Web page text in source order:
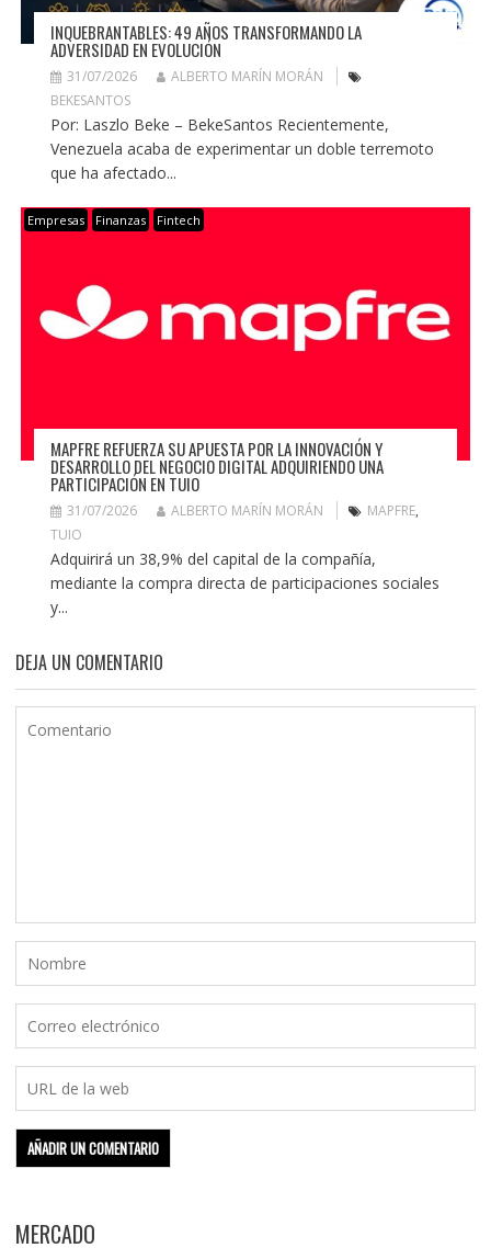
INQUEBRANTABLES: 49 AÑOS TRANSFORMANDO LA
ADVERSIDAD EN EVOLUCIÓN
31/07/2026
ALBERTO MARÍN MORÁN
BEKESANTOS
Por: Laszlo Beke – BekeSantos Recientemente,
Venezuela acaba de experimentar un doble terremoto
que ha afectado...
Empresas Finanzas Fintech
MAPFRE REFUERZA SU APUESTA POR LA INNOVACIÓN Y
DESARROLLO DEL NEGOCIO DIGITAL ADQUIRIENDO UNA
PARTICIPACIÓN EN TUIO
31/07/2026 ALBERTO MARÍN MORÁN MAPFRE,
TUIO
Adquirirá un 38,9% del capital de la compañía,
mediante la compra directa de participaciones sociales
y...
DEJA UN COMENTARIO
MERCADO